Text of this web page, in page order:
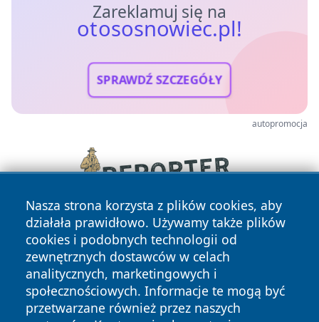
Zareklamuj się na
otososnowiec.pl!
SPRAWDŹ SZCZEGÓŁY
autopromocja
Nasza strona korzysta z plików cookies, aby
działała prawidłowo. Używamy także plików
cookies i podobnych technologii od
zewnętrznych dostawców w celach
analitycznych, marketingowych i
społecznościowych. Informacje te mogą być
przetwarzane również przez naszych
Copyright © 2026 otososnowiec.pl Wszystkie prawa